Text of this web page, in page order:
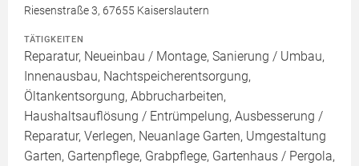
Riesenstraße 3, 67655 Kaiserslautern
TÄTIGKEITEN
Reparatur, Neueinbau / Montage, Sanierung / Umbau,
Innenausbau, Nachtspeicherentsorgung,
Öltankentsorgung, Abbrucharbeiten,
Haushaltsauflösung / Entrümpelung, Ausbesserung /
Reparatur, Verlegen, Neuanlage Garten, Umgestaltung
Garten, Gartenpflege, Grabpflege, Gartenhaus / Pergola,